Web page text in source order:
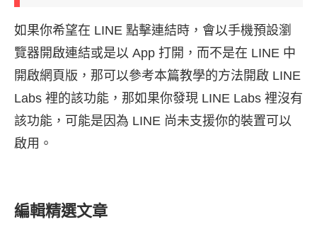
如果你希望在 LINE 點擊連結時，會以手機預設瀏
覽器開啟連結或是以 App 打開，而不是在 LINE 中
開啟網頁版，那可以參考本篇教學的方法開啟 LINE
Labs 裡的該功能，那如果你發現 LINE Labs 裡沒有
該功能，可能是因為 LINE 尚未支援你的裝置可以
啟用。
編輯精選文章